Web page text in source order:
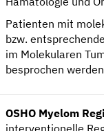
Patienten mit
bzw.
im Molekularen
besprochen
OSHO Myelom
interventionelle